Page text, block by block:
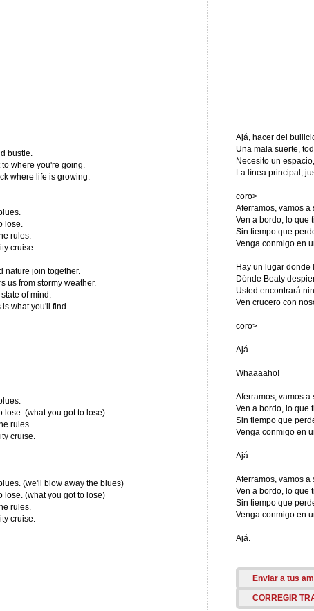
bustle.
to where you're going.
where life is growing.
lose.
rules.
cruise.
nature join together.
us from stormy weather.
of mind.
what you'll find.
lose. (what you got to lose)
rules.
cruise.
(we'll blow away the blues)
lose. (what you got to lose)
rules.
cruise.
Ajá, hacer del
Una mala suerte,
Necesito un
La línea principal,
coro>
Aferramos, vamos a
Ven a bordo, lo que
Sin tiempo que
Venga conmigo en
Hay un lugar donde
Dónde Beaty
Usted encontrará
Ven crucero con
coro>
Ajá.
Whaaaaho!
Aferramos, vamos a
Ven a bordo, lo que
Sin tiempo que
Venga conmigo en
Ajá.
Aferramos, vamos
Ven a bordo, lo que
Sin tiempo que
Venga conmigo en
Ajá.
Enviar a tus
CORREGIR